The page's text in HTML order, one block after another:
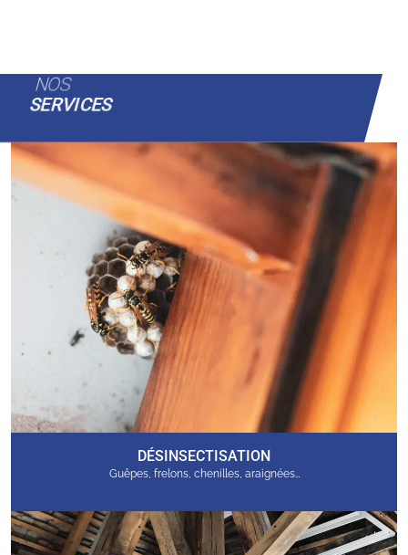
NOS
SERVICES
DÉSINSECTISATION
Guêpes, frelons, chenilles, araignées…